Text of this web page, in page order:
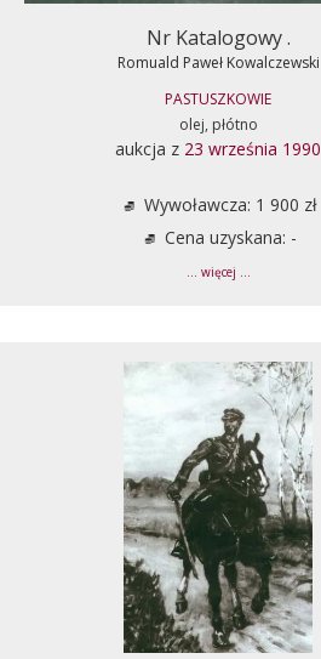
Nr Katalogowy .
Romuald Paweł Kowalczewski
PASTUSZKOWIE
olej, płótno
aukcja z 23 września 1990
Wywoławcza: 1 900 zł
Cena uzyskana: -
... więcej ...